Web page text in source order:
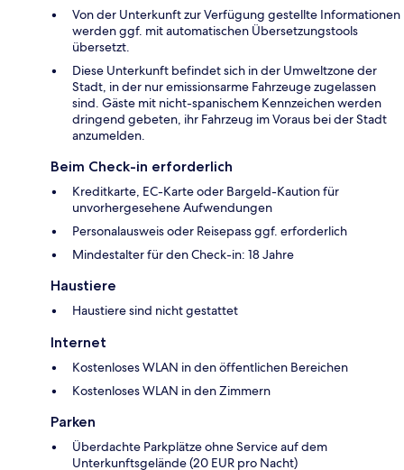
Von der Unterkunft zur Verfügung gestellte Informationen
werden ggf. mit automatischen Übersetzungstools
übersetzt.
Diese Unterkunft befindet sich in der Umweltzone der
Stadt, in der nur emissionsarme Fahrzeuge zugelassen
sind. Gäste mit nicht-spanischem Kennzeichen werden
dringend gebeten, ihr Fahrzeug im Voraus bei der Stadt
anzumelden.
Beim Check-in erforderlich
Kreditkarte, EC-Karte oder Bargeld-Kaution für
unvorhergesehene Aufwendungen
Personalausweis oder Reisepass ggf. erforderlich
Mindestalter für den Check-in: 18 Jahre
Haustiere
Haustiere sind nicht gestattet
Internet
Kostenloses WLAN in den öffentlichen Bereichen
Kostenloses WLAN in den Zimmern
Parken
Überdachte Parkplätze ohne Service auf dem
Unterkunftsgelände (20 EUR pro Nacht)